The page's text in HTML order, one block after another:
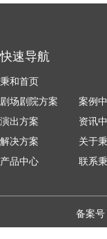
快速导航
秉和首页
剧场剧院方案
演出方案
解决方案
产品中心
案例
资讯
关于
联系
备案号